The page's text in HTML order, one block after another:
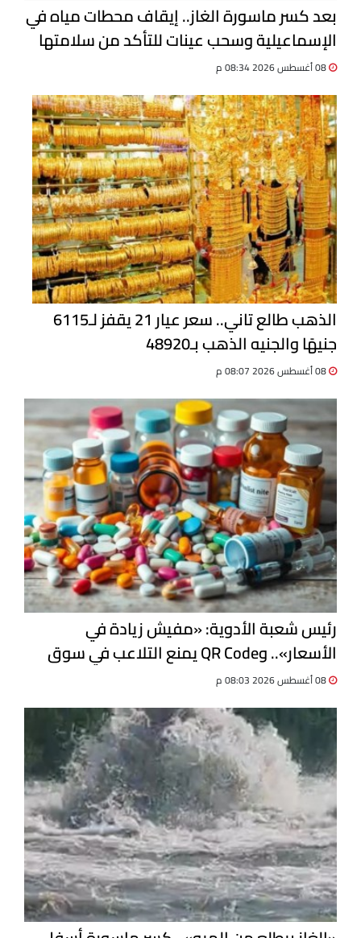
بعد كسر ماسورة الغاز.. إيقاف محطات مياه في
الإسماعيلية وسحب عينات للتأكد من سلامتها
الذهب طالع تاني.. سعر عيار 21 يقفز لـ6115
جنيهًا والجنيه الذهب بـ48920
رئيس شعبة الأدوية: «مفيش زيادة في
الأسعار».. وQR Code يمنع التلاعب في سوق
الدواء